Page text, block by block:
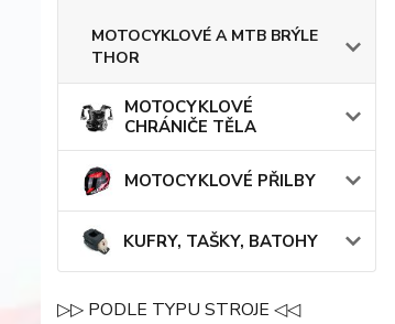
MOTOCYKLOVÉ A MTB BRÝLE
THOR
MOTOCYKLOVÉ
CHRÁNIČE TĚLA
MOTOCYKLOVÉ PŘILBY
KUFRY, TAŠKY, BATOHY
▷▷ PODLE TYPU STROJE ◁◁